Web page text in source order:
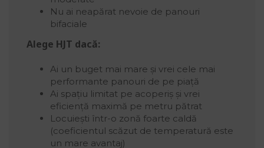
Nu ai neapărat nevoie de panouri
bifaciale
Alege HJT dacă:
Ai un buget mai mare și vrei cele mai
performante panouri de pe piață
Ai spațiu limitat pe acoperiș și vrei
eficiență maximă pe metru pătrat
Locuiești într-o zonă foarte caldă
(coeficientul scăzut de temperatură este
un mare avantaj)